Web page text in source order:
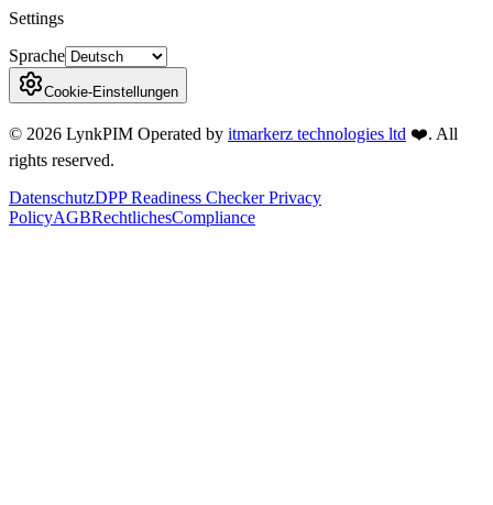
Settings
Sprache
Cookie-Einstellungen
© 2026 LynkPIM Operated by itmarkerz technologies ltd ❤️. All
rights reserved.
DatenschutzDPP Readiness Checker Privacy
PolicyAGBRechtlichesCompliance